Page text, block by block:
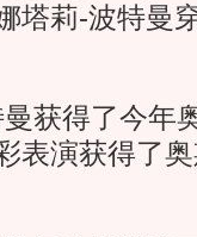
塔莉-波特曼
得了今年
表演获得了